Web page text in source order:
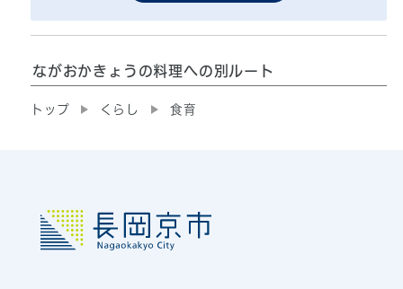
ながおかきょうの料理への別ルート
トップ くらし 食育